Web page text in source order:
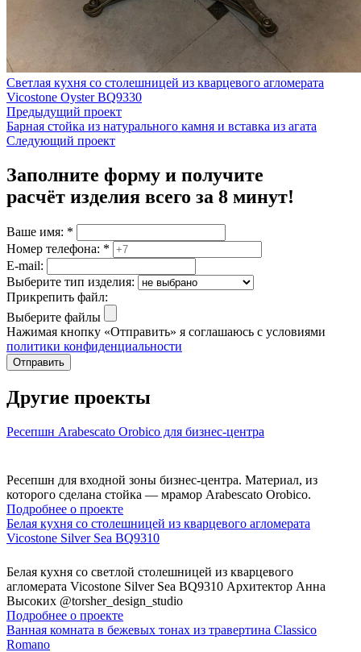
Светлая кухня со столешницей из кварцевого агломерата
Vicostone Oyster BQ9330
Предыдущий проект
Барная стойка из натурального камня и вставка из агата
Следующий проект
Заполните форму и получите
расчёт изделия всего за 8 минут!
Ваше имя: *
Номер телефона: *
E-mail:
Выберите тип изделия:
Прикрепить файл:
Выберите файлы
Нажимая кнопку «Отправить» я соглашаюсь с условиями
политики конфиденциальности
Отправить
Другие проекты
Ресепшн Arabescato Orobico для бизнес-центра
Ресепшн для входной зоны бизнес-центра. Материал, из
которого сделана стойка — мрамор Arabescato Orobico.
Подробнее о проекте
Белая кухня со столешницей из кварцевого агломерата
Vicostone Silver Sea BQ9310
Белая кухня со светлой столешницей из кварцевого
агломерата Vicostone Silver Sea BQ9310 Архитектор Анна
Высоких @torsher_design_studio
Подробнее о проекте
Ванная комната в бежевых тонах из травертина Classico
Romano